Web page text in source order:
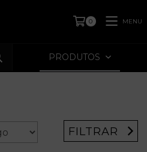
0 MENU
PRODUTOS
FILTRAR